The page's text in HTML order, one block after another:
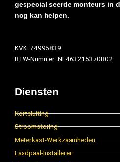
gespecialiseerde monteurs in
nog kan helpen.
KVK: 74995839
BTW-Nummer: NL463215370B02
Diensten
Kortsluiting
Stroomstoring
Meterkast-Werkzaamheden
Laadpaal-Installeren